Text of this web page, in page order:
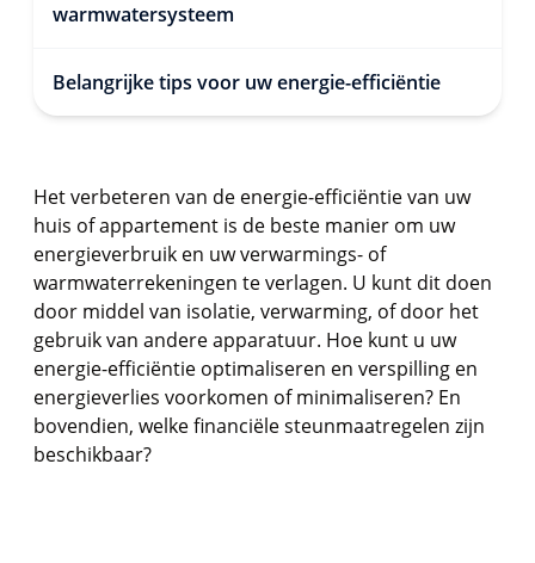
warmwatersysteem
Belangrijke tips voor uw energie-efficiëntie
Het verbeteren van de energie-efficiëntie van uw
huis of appartement is de beste manier om uw
energieverbruik en uw verwarmings- of
warmwaterrekeningen te verlagen. U kunt dit doen
door middel van isolatie, verwarming, of door het
gebruik van andere apparatuur. Hoe kunt u uw
energie-efficiëntie optimaliseren en verspilling en
energieverlies voorkomen of minimaliseren? En
bovendien, welke financiële steunmaatregelen zijn
beschikbaar?